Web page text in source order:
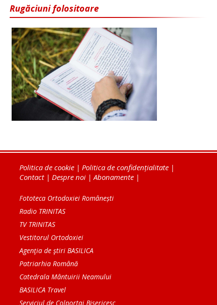
Rugăciuni folositoare
Politica de cookie | Politica de confidențialitate |
Contact| Despre noi |Abonamente |
Fototeca Ortodoxiei Românești
Radio TRINITAS
TV TRINITAS
Vestitorul Ortodoxiei
Agenţia de ştiri BASILICA
Patriarhia Română
Catedrala Mântuirii Neamului
BASILICA Travel
Serviciul de Colportaj Bisericesc